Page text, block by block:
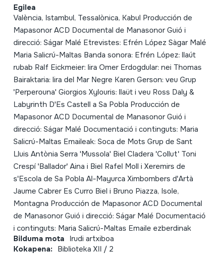
Egilea
València, Istambul, Tessalònica, Kabul Producción de
Mapasonor ACD Documental de Manasonor Guió i
direcció: Ságar Malé Etrevistes: Efrén López Sàgar Malé
Maria Salicrú-Maltas Banda sonora: Efrén López: llaút
rubab Ralf Eickmeier: lira Omer Erdogdular: nei Thomas
Bairaktaria: lira del Mar Negre Karen Gerson: veu Grup
'Perperouna' Giorgios Xylouris: llaüt i veu Ross Daly &
Labyrinth D'Es Castell a Sa Pobla Producción de
Mapasonor ACD Documental de Manasonor Guió i
direcció: Ságar Malé Documentació i continguts: Maria
Salicrú-Maltas Emaileak: Soca de Mots Grup de Sant
Lluis Antònia Serra 'Mussola' Biel Cladera 'Collut' Toni
Crespí 'Ballador' Aina i Biel Rafel Moll i Xeremirs de
s'Escola de Sa Pobla Al-Mayurca Ximbombers d'Artà
Jaume Cabrer Es Curro Biel i Bruno Piazza, Isole,
Montagna Producción de Mapasonor ACD Documental
de Manasonor Guió i direcció: Ságar Malé Documentació
i continguts: Maria Salicrú-Maltas Emaile ezberdinak
Bilduma mota Irudi artxiboa
Kokapena: Biblioteka XII / 2